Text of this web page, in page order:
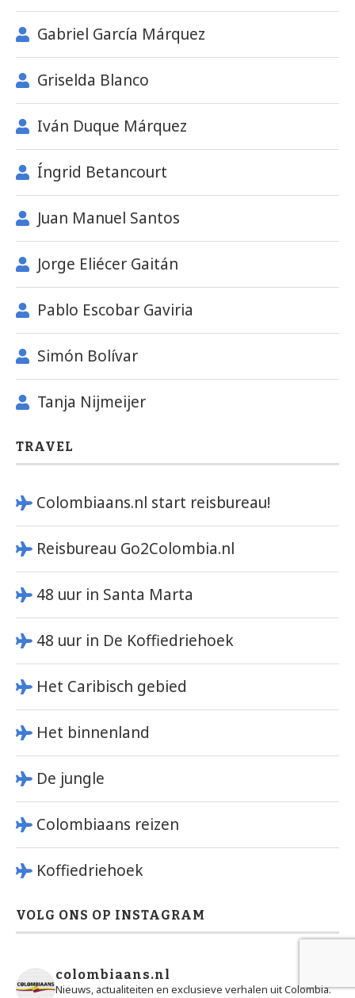
Gabriel García Márquez
Griselda Blanco
Iván Duque Márquez
Íngrid Betancourt
Juan Manuel Santos
Jorge Eliécer Gaitán
Pablo Escobar Gaviria
Simón Bolívar
Tanja Nijmeijer
TRAVEL
Colombiaans.nl start reisbureau!
Reisbureau Go2Colombia.nl
48 uur in Santa Marta
48 uur in De Koffiedriehoek
Het Caribisch gebied
Het binnenland
De jungle
Colombiaans reizen
Koffiedriehoek
VOLG ONS OP INSTAGRAM
colombiaans.nl
Nieuws, actualiteiten en exclusieve verhalen uit Colombia.